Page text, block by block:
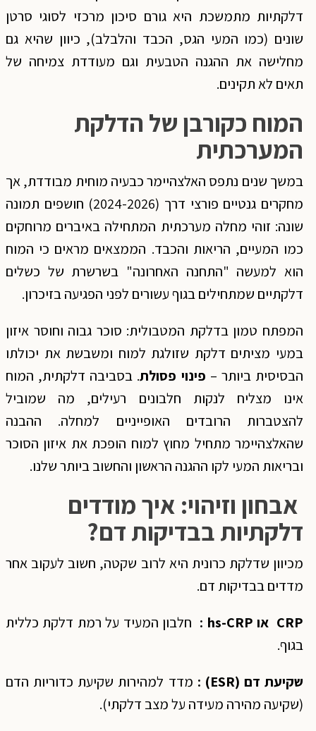
דלקתיות מתמשכת היא גורם סיכון מרכזי לסוגי סרטן
שונים (כמו המעי הגס, הכבד והלבלב), כיוון שהיא גם
מחלישה את ההגנה הטבעית וגם מעודדת צמיחה של
תאים לא תקינים.
המוח כקורבן של הדלקת
המערכתית
במשך שנים נתפס האלצהיימר כבעיה מוחית מבודדת, אך
מחקרים גנטיים פורצי דרך (2024-2026) חושפים תמונה
שונה: זוהי מחלה מערכתית המתחילה באיברים מרוחקים
כמו המעיים, הריאות והכבד. הממצאים מראים כי המוח
הוא למעשה "התחנה האחרונה" בשרשרת של כשלים
דלקתיים שמתחילים בגוף עשורים לפני הפגיעה בזיכרון.
המפתח טמון בדלקת המטבולית: סוכר גבוה וחוסר איזון
במעי מציתים דלקת שזולגת למוח ומשבשת את יכולתו
הבסיסית ביותר –פינוי פסולת. בסביבה דלקתית, המוח
אינו מצליח לנקות חלבונים רעילים, מה שמוביל
להצטברות הרובדים האופייניים למחלה. ההבנה
שהאלצהיימר מתחיל מחוץ למוח הופכת את איזון הסוכר
ובריאות המעי לקו ההגנה הראשון והחשוב ביותר שלנו.
אבחון וזיהוי: איך מודדים
דלקתיות בבדיקות דם?
מכיוון שדלקת כרונית היא לרוב שקטה, חשוב לעקוב אחר
מדדים בבדיקות דם.
CRP אוhs-CRP :
חלבון המעיד על רמת דלקת כללית
בגוף.
שקיעת דם(ESR) :
מדד למהירות שקיעת כדוריות הדם
(שקיעה מהירה מעידה על מצב דלקתי).